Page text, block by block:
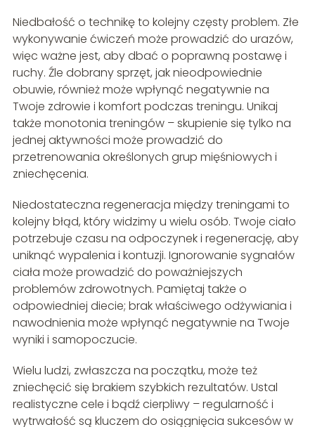
Niedbałość o technikę to kolejny częsty problem. Złe
wykonywanie ćwiczeń może prowadzić do urazów,
więc ważne jest, aby dbać o poprawną postawę i
ruchy. Źle dobrany sprzęt, jak nieodpowiednie
obuwie, również może wpłynąć negatywnie na
Twoje zdrowie i komfort podczas treningu. Unikaj
także monotonia treningów – skupienie się tylko na
jednej aktywności może prowadzić do
przetrenowania określonych grup mięśniowych i
zniechęcenia.
Niedostateczna regeneracja między treningami to
kolejny błąd, który widzimy u wielu osób. Twoje ciało
potrzebuje czasu na odpoczynek i regenerację, aby
uniknąć wypalenia i kontuzji. Ignorowanie sygnałów
ciała może prowadzić do poważniejszych
problemów zdrowotnych. Pamiętaj także o
odpowiedniej diecie; brak właściwego odżywiania i
nawodnienia może wpłynąć negatywnie na Twoje
wyniki i samopoczucie.
Wielu ludzi, zwłaszcza na początku, może też
zniechęcić się brakiem szybkich rezultatów. Ustal
realistyczne cele i bądź cierpliwy – regularność i
wytrwałość są kluczem do osiągnięcia sukcesów w